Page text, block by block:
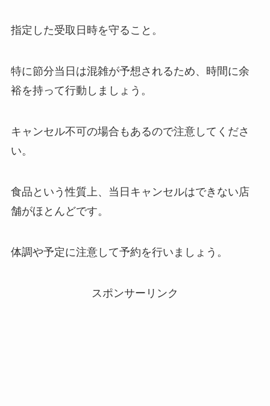
指定した受取日時を守ること。
特に節分当日は混雑が予想されるため、時間に余
裕を持って行動しましょう。
キャンセル不可の場合もあるので注意してくださ
い。
食品という性質上、当日キャンセルはできない店
舗がほとんどです。
体調や予定に注意して予約を行いましょう。
スポンサーリンク